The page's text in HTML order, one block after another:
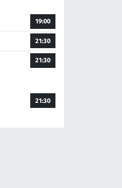
19:00
21:30
21:30
21:30